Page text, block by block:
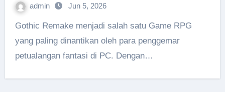
admin Jun 5, 2026
Gothic Remake menjadi salah satu Game RPG
yang paling dinantikan oleh para penggemar
petualangan fantasi di PC. Dengan…